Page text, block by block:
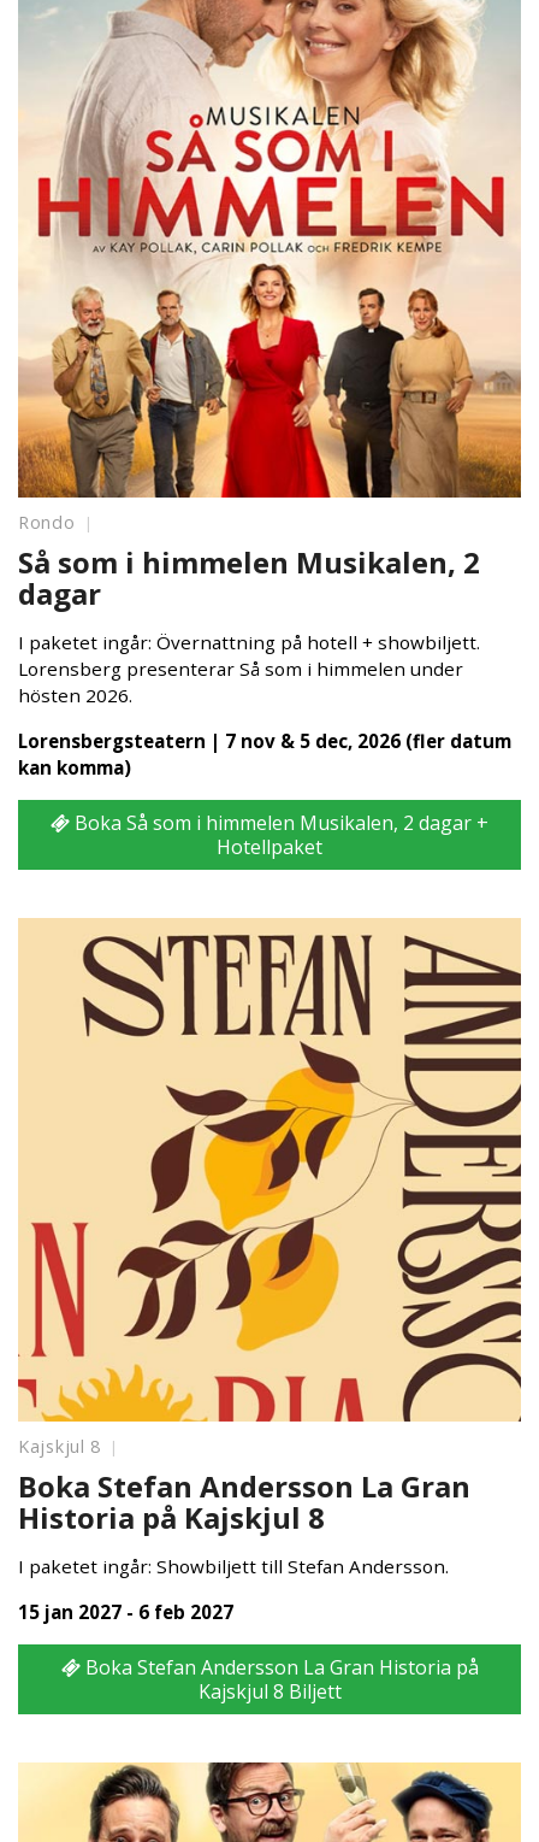
Rondo
Så som i himmelen Musikalen, 2
dagar
I paketet ingår: Övernattning på hotell + showbiljett.
Lorensberg presenterar Så som i himmelen under
hösten 2026.
Lorensbergsteatern | 7 nov & 5 dec, 2026 (fler datum
kan komma)
Boka Så som i himmelen Musikalen, 2 dagar +
Hotellpaket
Kajskjul 8
Boka Stefan Andersson La Gran
Historia på Kajskjul 8
I paketet ingår: Showbiljett till Stefan Andersson.
15 jan 2027 - 6 feb 2027
Boka Stefan Andersson La Gran Historia på
Kajskjul 8 Biljett